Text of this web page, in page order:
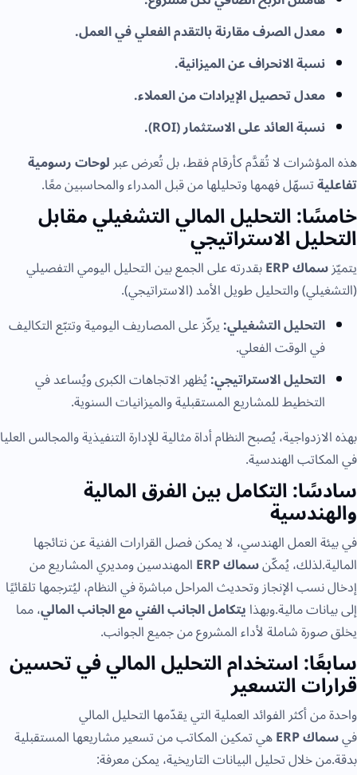
معدل الصرف مقارنة بالتقدم الفعلي في العمل.
نسبة الانحراف عن الميزانية.
معدل تحصيل الإيرادات من العملاء.
نسبة العائد على الاستثمار (ROI).
هذه المؤشرات لا تُقدَّم كأرقام فقط، بل تُعرض عبرلوحات رسومية
تفاعليةتسهّل فهمها وتحليلها من قبل المدراء والمحاسبين معًا.
خامسًا: التحليل المالي التشغيلي مقابل
التحليل الاستراتيجي
يتميّزسماك ERP
بقدرته على الجمع بين التحليل اليومي التفصيلي
(التشغيلي) والتحليل طويل الأمد (الاستراتيجي).
التحليل التشغيلي:يركّز على المصاريف اليومية وتتبّع التكاليف
في الوقت الفعلي.
التحليل الاستراتيجي:يُظهر الاتجاهات الكبرى ويُساعد في
التخطيط للمشاريع المستقبلية والميزانيات السنوية.
بهذه الازدواجية، يُصبح النظام أداة مثالية للإدارة التنفيذية والمجالس العليا
في المكاتب الهندسية.
سادسًا: التكامل بين الفرق المالية
والهندسية
في بيئة العمل الهندسي، لا يمكن فصل القرارات الفنية عن نتائجها
المالية.لذلك، يُمكّنسماك ERP
المهندسين ومديري المشاريع من
إدخال نسب الإنجاز وتحديث المراحل مباشرة في النظام، ليُترجمها تلقائيًا
إلى بيانات مالية.وبهذايتكامل الجانب الفني مع الجانب المالي، مما
يخلق صورة شاملة لأداء المشروع من جميع الجوانب.
سابعًا: استخدام التحليل المالي في تحسين
قرارات التسعير
واحدة من أكثر الفوائد العملية التي يقدّمها التحليل المالي
فيسماك ERP
هي تمكين المكاتب من تسعير مشاريعها المستقبلية
بدقة.من خلال تحليل البيانات التاريخية، يمكن معرفة: